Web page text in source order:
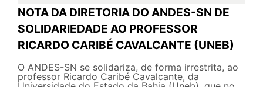
NOTA DA DIRETORIA DO ANDES-SN DE
SOLIDARIEDADE AO PROFESSOR
RICARDO CARIBÉ CAVALCANTE (UNEB)
O ANDES-SN se solidariza, de forma irrestrita, ao
professor Ricardo Caribé Cavalcante, da